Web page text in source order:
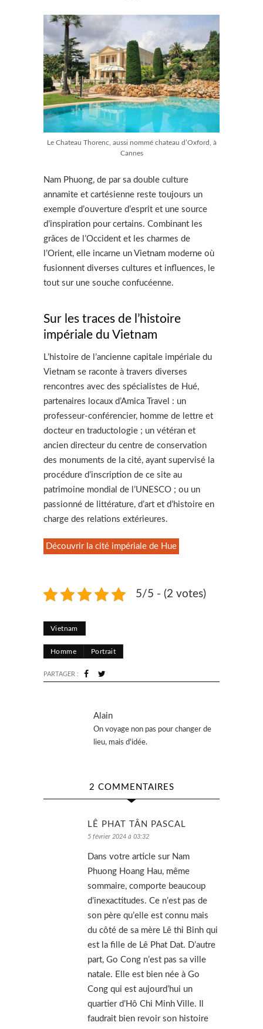
Le Chateau Thorenc, aussi nommé chateau d’Oxford, à
Cannes
Nam Phuong, de par sa double culture
annamite et cartésienne reste toujours un
exemple d’ouverture d’esprit et une source
d’inspiration pour certains. Combinant les
grâces de l’Occident et les charmes de
l’Orient, elle incarne un Vietnam moderne où
fusionnent diverses cultures et influences, le
tout sur une souche confucéenne.
Sur les traces de l’histoire
impériale du Vietnam
L’histoire de l’ancienne capitale impériale du
Vietnam se raconte à travers diverses
rencontres avec des spécialistes de Hué,
partenaires locaux d’Amica Travel : un
professeur-conférencier, homme de lettre et
docteur en traductologie ; un vétéran et
ancien directeur du centre de conservation
des monuments de la cité, ayant supervisé la
procédure d’inscription de ce site au
patrimoine mondial de l’UNESCO ; ou un
passionné de littérature, d’art et d’histoire en
charge des relations extérieures.
Découvrir la cité impériale de Hue
5/5 - (2 votes)
Vietnam
Homme Portrait
PARTAGER :
Alain
On voyage non pas pour changer de
lieu, mais d'idée.
2 COMMENTAIRES
LÊ PHAT TÂN PASCAL
5 février 2024 à 03:32
Dans votre article sur Nam
Phuong Hoang Hau, même
sommaire, comporte beaucoup
d’inexactitudes. Ce n’est pas de
son père qu’elle est connu mais
du côté de sa mère Lê thi Binh qui
est la fille de Lê Phat Dat. D’autre
part, Go Cong n’est pas sa ville
natale. Elle est bien née à Go
Cong qui est aujourd’hui un
quartier d’Hô Chi Minh Ville. Il
faudrait bien revoir son histoire